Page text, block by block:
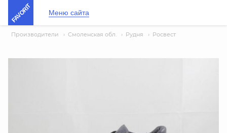
FAVORIT Меню сайта
Производители › Смоленская обл. › Рудня › Росвест